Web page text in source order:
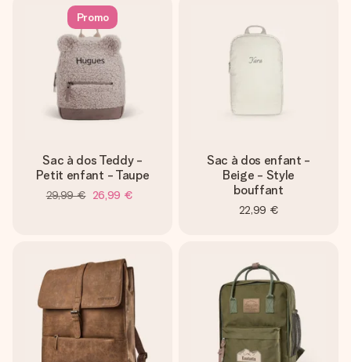
Promo
Sac à dos Teddy -
Petit enfant - Taupe
29,99 € 26,99 €
Sac à dos enfant -
Beige - Style
bouffant
22,99 €